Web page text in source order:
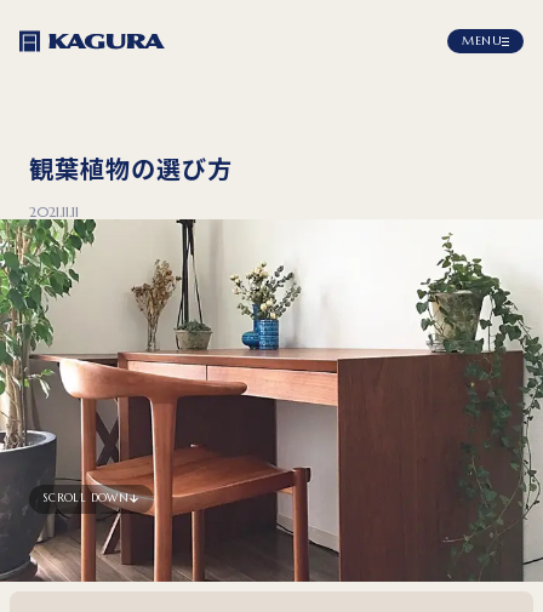
MENU
観葉植物の選び方
2021.11.11
SCROLL DOWN